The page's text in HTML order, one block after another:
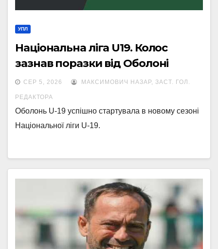
УПЛ
Національна ліга U19. Колос
зазнав поразки від Оболоні
СЕР 5, 2026 МАКСИМОВИЧ НАЗАР, ЗАСТ. ГОЛ.
РЕДАКТОРА
Оболонь U-19 успішно стартувала в новому сезоні
Національної ліги U-19.